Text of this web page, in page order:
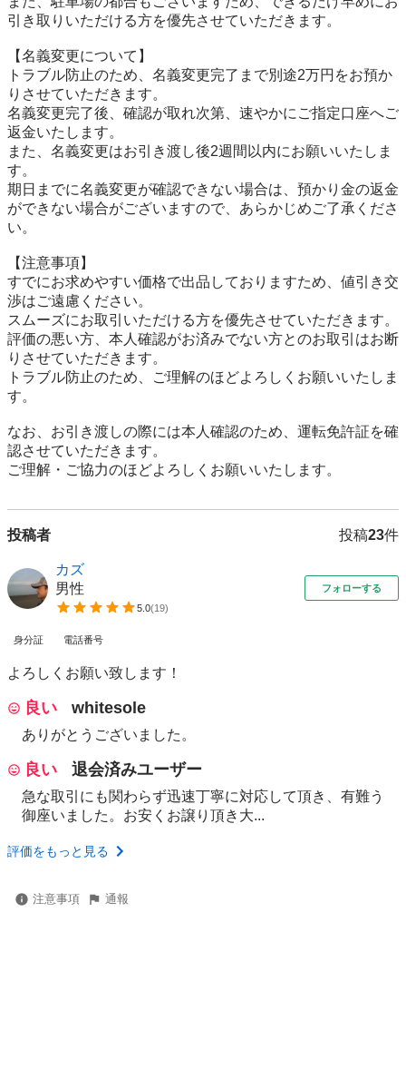
引き取りいただける方を優先させていただきます。
【名義変更について】
トラブル防止のため、名義変更完了まで別途2万円をお預か
りさせていただきます。
名義変更完了後、確認が取れ次第、速やかにご指定口座へご
返金いたします。
また、名義変更はお引き渡し後2週間以内にお願いいたしま
す。
期日までに名義変更が確認できない場合は、預かり金の返金
ができない場合がございますので、あらかじめご了承くださ
い。
【注意事項】
すでにお求めやすい価格で出品しておりますため、値引き交
渉はご遠慮ください。
スムーズにお取引いただける方を優先させていただきます。
評価の悪い方、本人確認がお済みでない方とのお取引はお断
りさせていただきます。
トラブル防止のため、ご理解のほどよろしくお願いいたしま
す。
なお、お引き渡しの際には本人確認のため、運転免許証を確
認させていただきます。
投稿者 投稿23件
カズ
男性
5.0(19)
フォローする
身分証 電話番号
よろしくお願い致します！
良い whitesole
ありがとうございました。
良い 退会済みユーザー
急な取引にも関わらず迅速丁寧に対応して頂き、有難う
御座いました。お安くお譲り頂き大...
評価をもっと見る
注意事項 通報